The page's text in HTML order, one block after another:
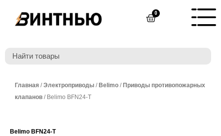
содержимому
0Cart
Главная /Электроприводы / Belimo / Приводы противопожарных
клапанов / Belimo BFN24-T
Belimo BFN24-T